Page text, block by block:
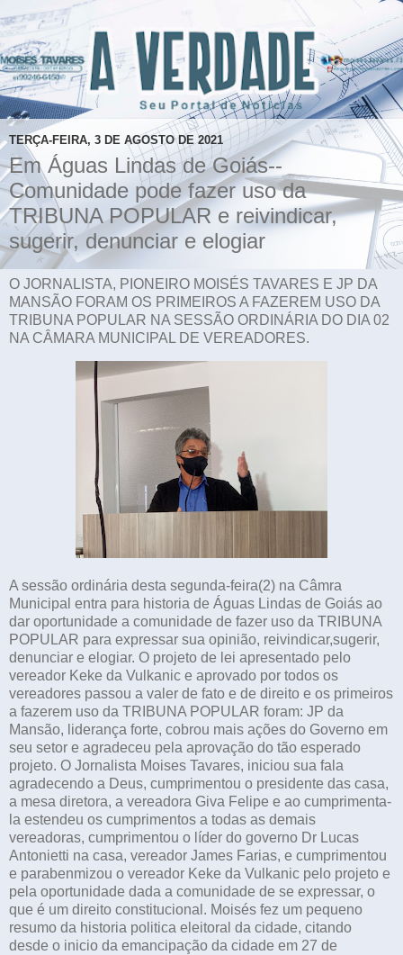
TERÇA-FEIRA, 3 DE AGOSTO DE 2021
Em Águas Lindas de Goiás--
Comunidade pode fazer uso da
TRIBUNA POPULAR e reivindicar,
sugerir, denunciar e elogiar
O JORNALISTA, PIONEIRO MOISÉS TAVARES E JP DA
MANSÃO FORAM OS PRIMEIROS A FAZEREM USO DA
TRIBUNA POPULAR NA SESSÃO ORDINÁRIA DO DIA 02
NA CÂMARA MUNICIPAL DE VEREADORES.
A sessão ordinária desta segunda-feira(2) na Câmra
Municipal entra para historia de Águas Lindas de Goiás ao
dar oportunidade a comunidade de fazer uso da TRIBUNA
POPULAR para expressar sua opinião, reivindicar,sugerir,
denunciar e elogiar. O projeto de lei apresentado pelo
vereador Keke da Vulkanic e aprovado por todos os
vereadores passou a valer de fato e de direito e os primeiros
a fazerem uso da TRIBUNA POPULAR foram: JP da
Mansão, liderança forte, cobrou mais ações do Governo em
seu setor e agradeceu pela aprovação do tão esperado
projeto. O Jornalista Moises Tavares, iniciou sua fala
agradecendo a Deus, cumprimentou o presidente das casa,
a mesa diretora, a vereadora Giva Felipe e ao cumprimenta-
la estendeu os cumprimentos a todas as demais
vereadoras, cumprimentou o líder do governo Dr Lucas
Antonietti na casa, vereador James Farias, e cumprimentou
e parabenmizou o vereador Keke da Vulkanic pelo projeto e
pela oportunidade dada a comunidade de se expressar, o
que é um direito constitucional. Moisés fez um pequeno
resumo da historia politica eleitoral da cidade, citando
desde o inicio da emancipação da cidade em 27 de